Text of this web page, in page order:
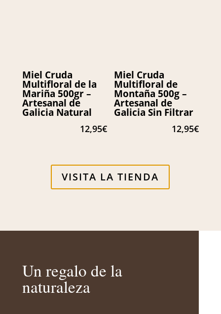
Miel Cruda
Multifloral de la
Mariña 500gr –
Artesanal de
Galicia Natural
12,95€
Miel Cruda
Multifloral de
Montaña 500g –
Artesanal de
Galicia Sin Filtrar
12,95€
VISITA LA TIENDA
Un regalo de la
naturaleza